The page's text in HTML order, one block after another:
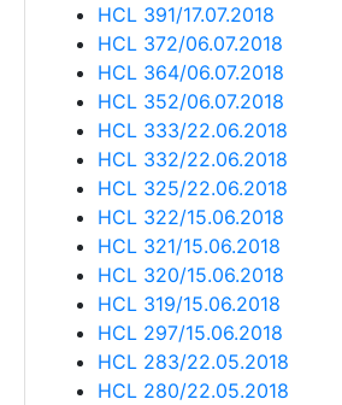
HCL 391/17.07.2018
HCL 372/06.07.2018
HCL 364/06.07.2018
HCL 352/06.07.2018
HCL 333/22.06.2018
HCL 332/22.06.2018
HCL 325/22.06.2018
HCL 322/15.06.2018
HCL 321/15.06.2018
HCL 320/15.06.2018
HCL 319/15.06.2018
HCL 297/15.06.2018
HCL 283/22.05.2018
HCL 280/22.05.2018